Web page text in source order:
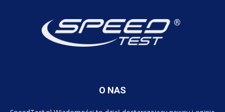
O NAS